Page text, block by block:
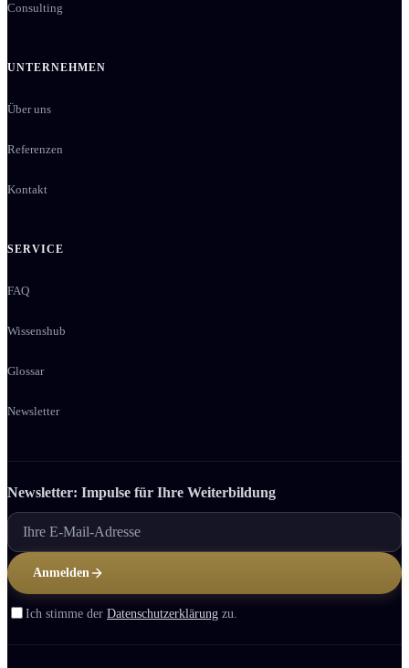
Consulting
UNTERNEHMEN
Über uns
Referenzen
Kontakt
SERVICE
FAQ
Wissenshub
Glossar
Newsletter
Newsletter: Impulse für Ihre Weiter­bildung
Anmelden
Ich stimme der Datenschutzerklärung zu.